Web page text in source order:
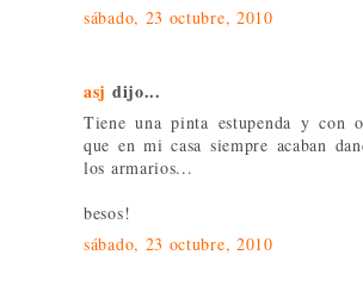
sábado, 23 octubre, 2010
asj dijo...
Tiene una pinta estupenda y con
que en mi casa siempre acaban
los armarios...
besos!
sábado, 23 octubre, 2010